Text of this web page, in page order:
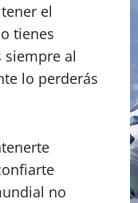
el
tienes
siempre al
lo perderás
no